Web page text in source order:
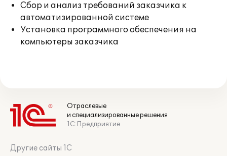
Сбор и анализ требований заказчика к
автоматизированной системе
Установка программного обеспечения на
компьютеры заказчика
Отраслевые
и специализированные решения
1С:Предприятие
Другие сайты 1С